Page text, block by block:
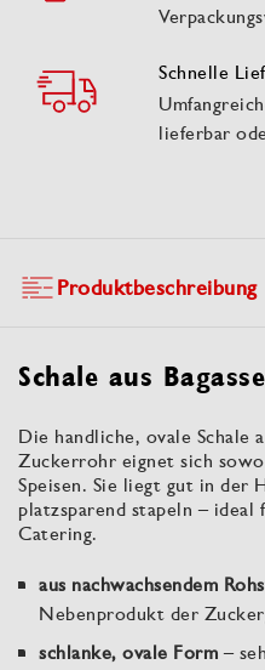
Schnelle
lieferbar
Produktbeschreibung
Schale aus
Die handliche, ovale Schale
Zuckerrohr eignet sich
Speisen. Sie liegt gut in der
platzsparend stapeln –
Catering.
aus nachwachsendem
Nebenprodukt der
schlanke, ovale Form –